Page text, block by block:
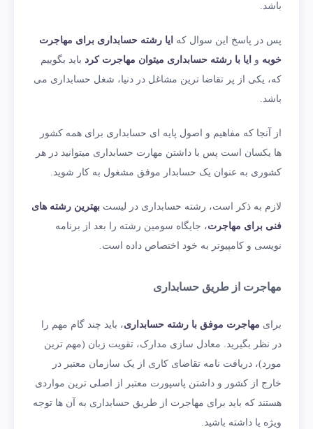
باشد.
پس در پاسخ این سوال که ایا رشته حسابداری برای مهاجرت
خوبه و ایا با رشته حسابداری میتوان مهاجرت کرد باید بگوییم
که، یکی از پر تقاضا ترین مشاغل در دنیا، شغل حسابداری می
باشد.
از آنجا که مفاهیم و اصول پایه ای حسابداری برای همه کشور
ها یکسان است پس با داشتن مهارت حسابداری میتوانید در هر
کشوری به عنوان یک حسابدار موفق مشغول به کار شوید.
لازم به ذکر است، رشته حسابداری در لیست بهترین رشته های
فنی برای مهاجرت، جایگاه سومین رشته را بعد از برنامه
نویسی و کامپیوتر به خود اختصاص داده است.
مهاجرت از طریق حسابداری
برای مهاجرت موفق با رشته حسابداری، باید چند گام مهم را
در نظر بگیرید. معادل سازی مدارک، تقویت زبان (مهم ترین
مورد)، دریافت نامه تقاضای کاری از یک سازمان معتبر در
خارج از کشور و داشتن پاسپورت معتبر از اصلی ترین مواردی
هستند که باید برای مهاجرت از طریق حسابداری به آن ها توجه
ویژه یا داشته باشید.